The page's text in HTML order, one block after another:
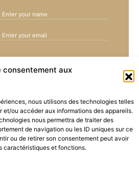
consentement aux
nous utilisons des technologies telles
et/ou accéder aux informations des appareils.
nous permettra de traiter des
de navigation ou les ID uniques sur ce
ou de retirer son consentement peut avoir
caractéristiques et fonctions.
case, vous confirmez que vous avez
des données soumises par le biais
checking this box, you confirm that
agreeing to our terms of use
of the data submitted through this